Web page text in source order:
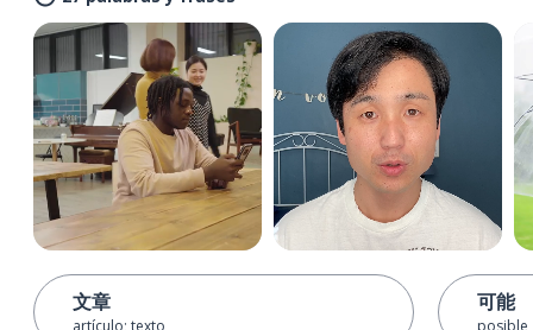
文章
artículo; texto
可能
posible